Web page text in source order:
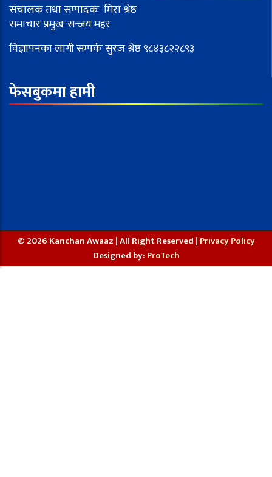
संचालक तथा सम्पादकः मिरा श्रेष्ठ
समाचार प्रमुखः सन्जय महर
विज्ञापनका लागी सम्पर्कः सुरज श्रेष्ठ ९८४३८२२८९३
फेसबुकमा हामी
© 2026 Kanchan Awaaz | All Right Reserved | Privacy Policy
Designed by: ProTech